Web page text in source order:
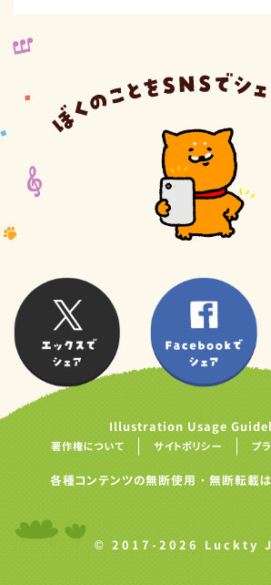
Illustration Usage
著作権について サイトポリシー プ
各種コンテンツの無断使用・無断転載は
© 2017-2026 Luckty